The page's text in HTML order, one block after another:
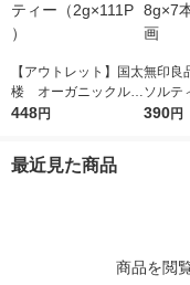
【アウトレット】国太
楼 オーガニックルイ
ボスティー（2g×111P
448円
無印良
ソルテ
（
390円
最近見た商品
商品を閲